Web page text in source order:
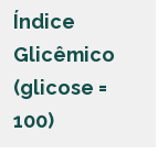
Índice
Glicêmico
(glicose =
100)